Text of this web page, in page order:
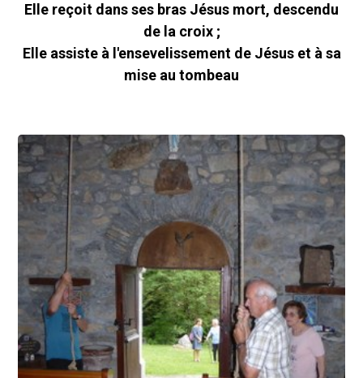
Elle reçoit dans ses bras Jésus mort, descendu
de la croix ;
Elle assiste à l'ensevelissement de Jésus et à sa
mise au tombeau